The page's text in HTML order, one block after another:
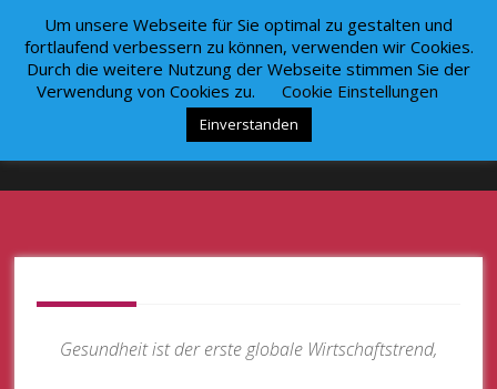
Inhalt
springen
Betriebliche Risikoabsicherung
Gesundheit ist der erste globale Wirtschaftstrend,
Um unsere Webseite für Sie optimal zu gestalten und
fortlaufend verbessern zu können, verwenden wir Cookies.
Durch die weitere Nutzung der Webseite stimmen Sie der
Verwendung von Cookies zu.
Cookie Einstellungen
Einverstanden